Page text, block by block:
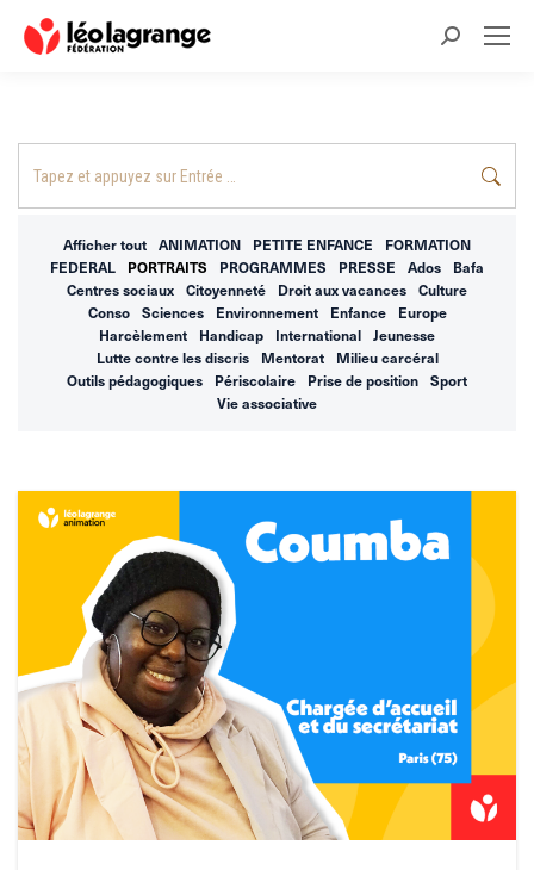
Recherche
Afficher tout ANIMATION PETITE ENFANCE
FORMATION
FEDERAL
PORTRAITS PROGRAMMES PRESSE Ados
Bafa
Centres sociaux
Citoyenneté Droit aux vacances
Culture
Conso
Sciences Environnement Enfance
Europe
Harcèlement
Handicap International
Jeunesse
Lutte contre les discris
Mentorat
Milieu carcéral
Outils pédagogiques
Périscolaire Prise de position
Sport
Vie associative